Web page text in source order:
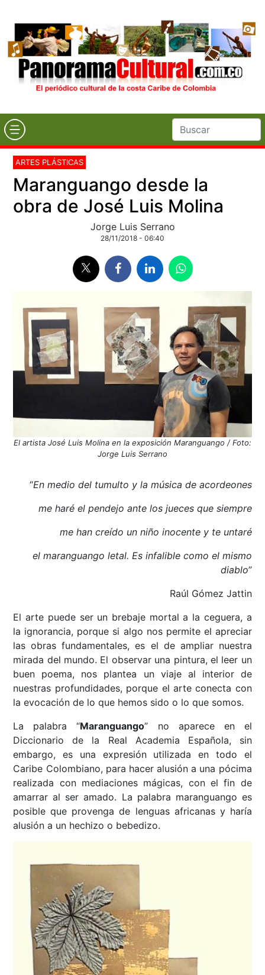
ARTES PLÁSTICAS
Maranguango desde la
obra de José Luis Molina
Jorge Luis Serrano
28/11/2018 - 06:40
El artista José Luis Molina en la exposición Maranguango / Foto:
Jorge Luis Serrano
“En medio del tumulto y la música de acordeones
me haré el pendejo ante los jueces que siempre
me han creído un niño inocente y te untaré
el maranguango letal. Es infalible como el mismo
diablo”
Raúl Gómez Jattin
El arte puede ser un brebaje mortal a la ceguera, a
la ignorancia, porque si algo nos permite el apreciar
las obras fundamentales, es el de ampliar nuestra
mirada del mundo. El observar una pintura, el leer un
buen poema, nos plantea un viaje al interior de
nuestras profundidades, porque el arte conecta con
la evocación de lo que hemos sido o lo que somos.
La palabra “Maranguango” no aparece en el
Diccionario de la Real Academia Española, sin
embargo, es una expresión utilizada en todo el
Caribe Colombiano, para hacer alusión a una pócima
realizada con mediaciones mágicas, con el fin de
amarrar al ser amado. La palabra maranguango es
posible que provenga de lenguas africanas y haría
alusión a un hechizo o bebedizo.